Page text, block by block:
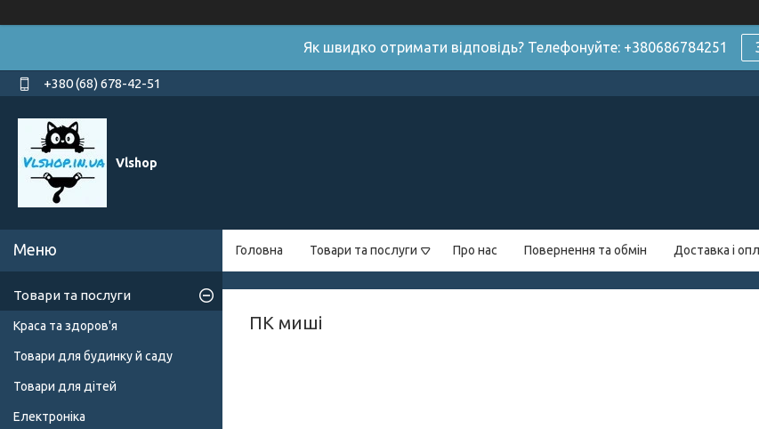
Як швидко отримати відповідь? Телефонуйте: +380686784251
+380 (68) 678-42-51
Vlshop
Головна Товари та послуги Про нас Повернення та обмін Доставка і
ПК миші
Товари та послуги
Краса та здоров'я
Товари для будинку й саду
Товари для дітей
Електроніка